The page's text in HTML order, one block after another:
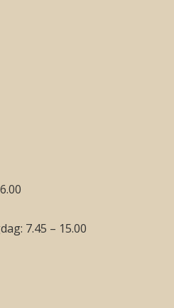
7.45 – 15.00